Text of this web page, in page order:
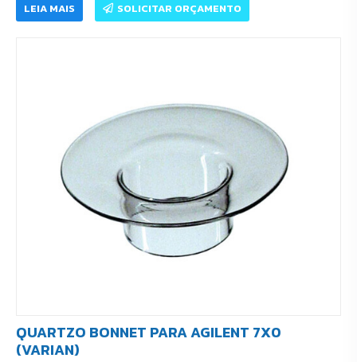
LEIA MAIS SOLICITAR ORÇAMENTO
QUARTZO BONNET PARA AGILENT 7X0
(VARIAN)